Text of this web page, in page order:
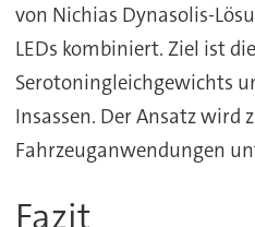
von Nichias Dynasolis-
LEDs kombiniert. Ziel ist
Serotoningleichgewichts
Insassen. Der Ansatz wird
Fahrzeuganwendungen
Fazit